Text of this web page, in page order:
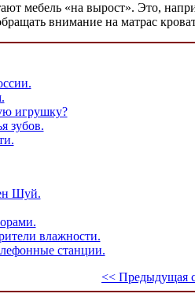
мебель «на вырост». Это,
внимание на матрас
игрушку?
зубов.
Шуй.
влажности.
станции.
<< Предыдущая